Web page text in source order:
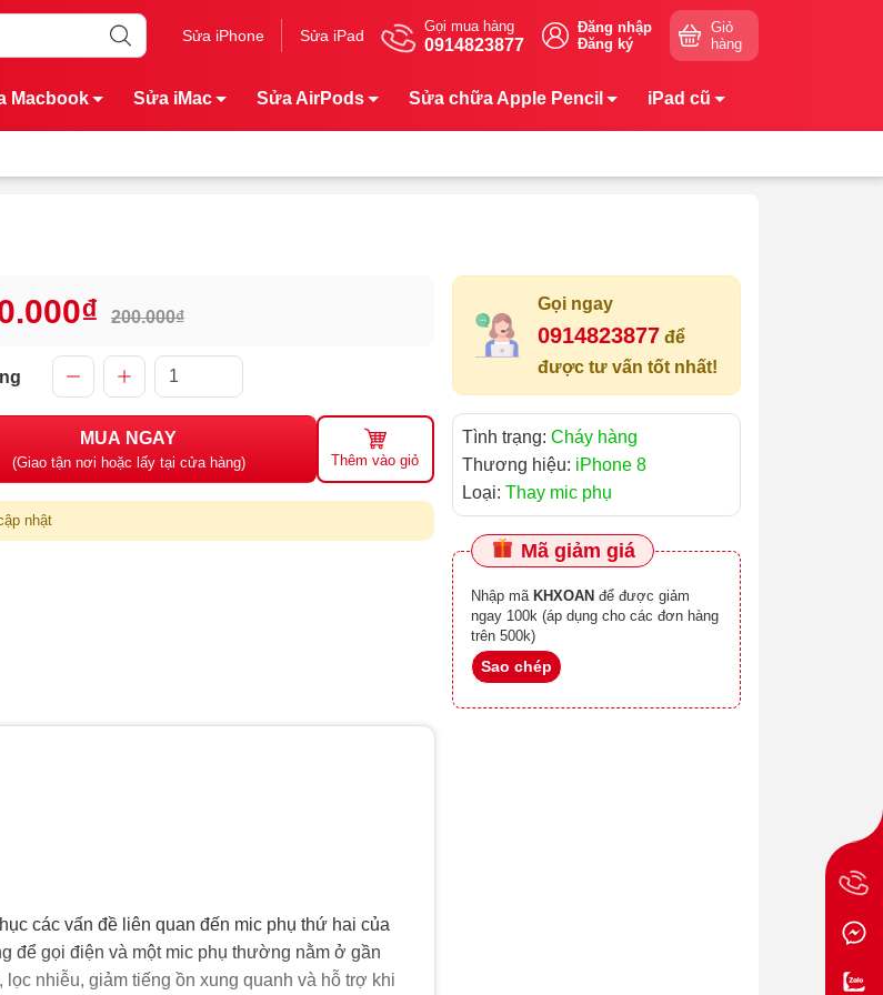
Sửa iPhone Sửa iPad
Gọi mua hàng
0914823877
Đăng nhập
Đăng ký
Giỏ
hàng
Macbook Sửa iMac Sửa AirPods Sửa chữa Apple Pencil iPad cũ
200.000₫
MUA NGAY
(Giao tận nơi hoặc lấy tại cửa hàng) Thêm vào giỏ
nhật
Gọi ngay
0914823877 để
được tư vấn tốt nhất!
Tình trạng: Cháy hàng
Thương hiệu: iPhone 8
Loại: Thay mic phụ
Mã giảm giá
Nhập mã KHXOAN
ngay 100k (áp dụng cho các đơn hàng
trên 500k)
Sao chép
các vấn đề liên quan đến mic phụ thứ hai của
để gọi điện và một mic phụ thường nằm ở gần
nhiễu, giảm tiếng ồn xung quanh và hỗ trợ khi